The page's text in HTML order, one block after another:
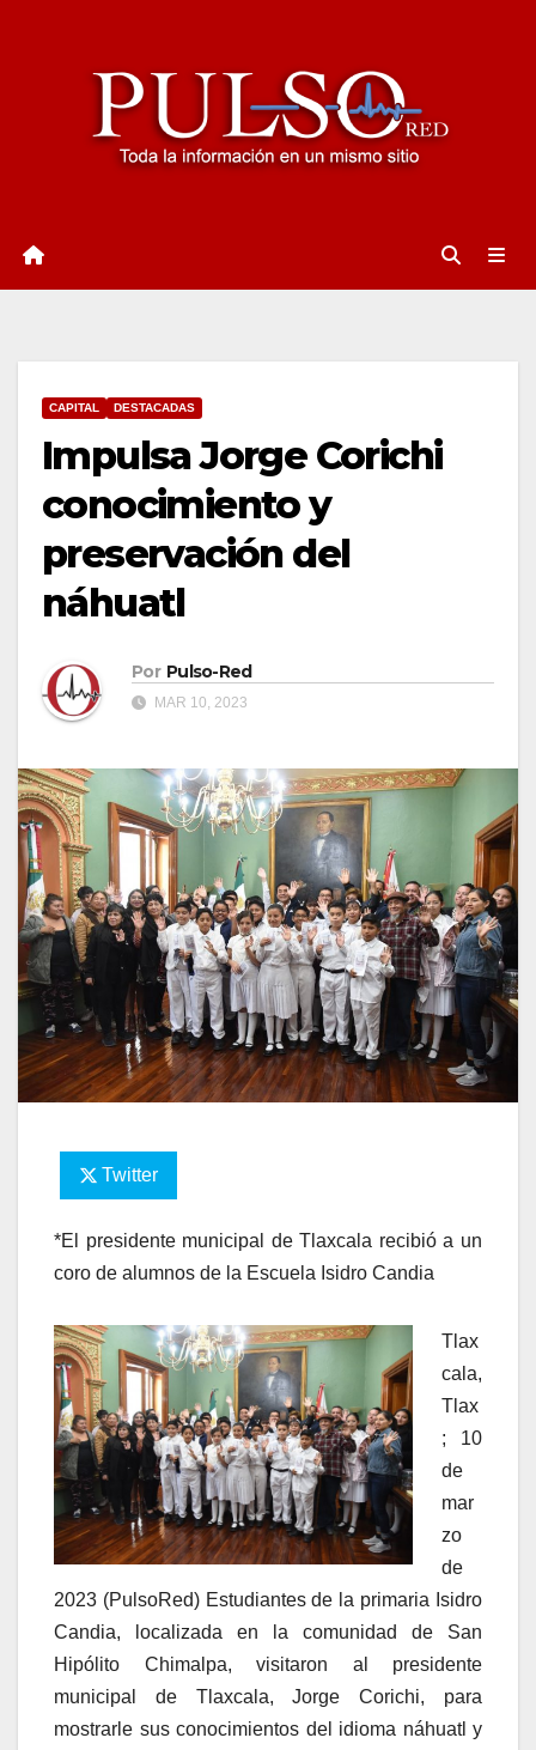
CAPITAL DESTACADAS
Impulsa Jorge Corichi
conocimiento y
preservación del
náhuatl
Por Pulso-Red
MAR 10, 2023
Twitter
*El presidente municipal de Tlaxcala recibió a un
coro de alumnos de la Escuela Isidro Candia
Tlax
cala,
Tlax
; 10
de
mar
zo
de
2023 (PulsoRed) Estudiantes de la primaria Isidro
Candia, localizada en la comunidad de San
Hipólito Chimalpa, visitaron al presidente
municipal de Tlaxcala, Jorge Corichi, para
mostrarle sus conocimientos del idioma náhuatl y